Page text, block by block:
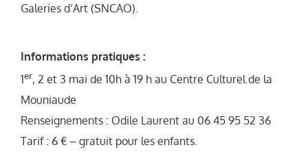
Galeries d’Art (SNCAO).
Informations pratiques :
1er, 2 et 3 mai de 10h à 19 h au Centre Culturel de la
Mouniaude
Renseignements : Odile Laurent au 06 45 95 52 36
Tarif : 6 € – gratuit pour les enfants.